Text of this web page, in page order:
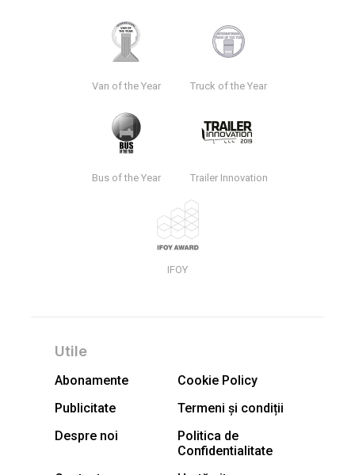
Van of the Year Truck of the Year
Bus of the Year Trailer Innovation
IFOY
Utile
Abonamente
Cookie Policy
Publicitate
Termeni și condiții
Despre noi
Politica de
Confidentialitate